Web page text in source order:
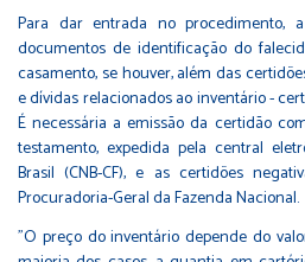
Para dar entrada no procedimento,
documentos de identificação do
casamento, se houver, além das
e dívidas relacionados ao inventário -
É necessária a emissão da certidão
testamento, expedida pela central
Brasil (CNB-CF), e as certidões
Procuradoria-Geral da Fazenda Nacional.
"O preço do inventário depende do